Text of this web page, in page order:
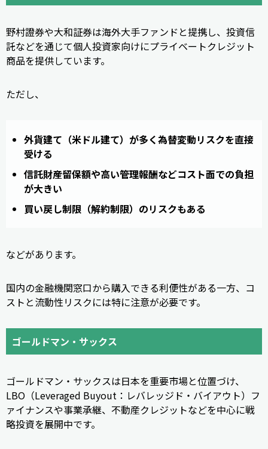
野村證券や大和証券は海外大手ファンドと提携し、投資信
託などを通じて個人投資家向けにプライベートクレジット
商品を提供しています。
ただし、
外貨建て（米ドル建て）が多く為替変動リスクを直接
受ける
信託財産留保額や高い管理報酬などコスト面での負担
が大きい
買い戻し制限（解約制限）のリスクもある
などがあります。
国内の金融機関窓口から購入できる利便性がある一方、コ
ストと流動性リスクには特に注意が必要です。
ゴールドマン・サックス
ゴールドマン・サックスは日本を重要市場と位置づけ、
LBO（Leveraged Buyout：レバレッジド・バイアウト）フ
ァイナンスや事業承継、不動産クレジットなどを中心に戦
略投資を展開中です。